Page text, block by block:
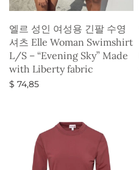
엘르 성인 여성용 긴팔 수영
셔츠 Elle Woman Swimshirt
L/S – “Evening Sky” Made
with Liberty fabric
$ 74,85